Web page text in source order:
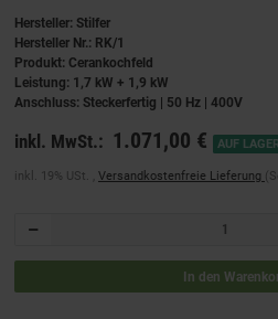
Hersteller: Stilfer
Hersteller Nr.: RK/1
Produkt: Cerankochfeld
Leistung: 1,7 kW + 1,9 kW
Anschluss: Steckerfertig | 50 Hz | 400V
inkl. MwSt.: 1.071,00 € AUF LAGER
inkl. 19% USt. , Versandkostenfreie Lieferung
In den